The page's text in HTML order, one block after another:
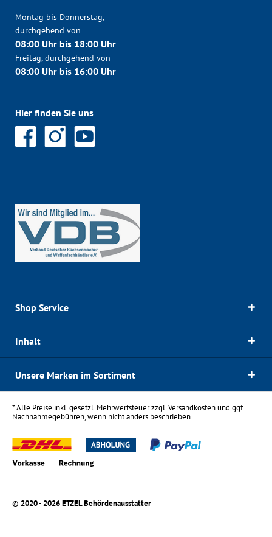
Montag bis Donnerstag,
durchgehend von
08:00 Uhr bis 18:00 Uhr
Freitag, durchgehend von
08:00 Uhr bis 16:00 Uhr
Hier finden Sie uns
Shop Service
Inhalt
Unsere Marken im Sortiment
* Alle Preise inkl. gesetzl. Mehrwertsteuer zzgl.Versandkostenund ggf.
Nachnahmegebühren, wenn nicht anders beschrieben
© 2020 - 2026 ETZEL Behördenausstatter